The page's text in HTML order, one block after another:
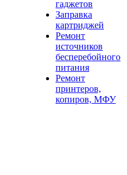
гаджетов
Заправка
картриджей
Ремонт
источников
бесперебойного
питания
Ремонт
принтеров,
копиров, МФУ